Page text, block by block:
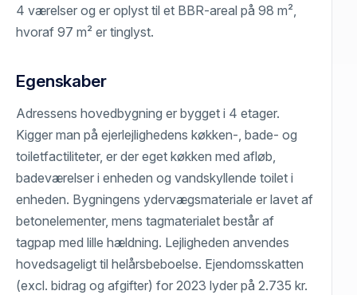
4 værelser og er oplyst til et BBR-areal på 98 m²,
hvoraf 97 m² er tinglyst.
Egenskaber
Adressens hovedbygning er bygget i 4 etager.
Kigger man på ejerlejlighedens køkken-, bade- og
toiletfactiliteter, er der eget køkken med afløb,
badeværelser i enheden og vandskyllende toilet i
enheden. Bygningens ydervægsmateriale er lavet af
betonelementer, mens tagmaterialet består af
tagpap med lille hældning. Lejligheden anvendes
hovedsageligt til helårsbeboelse. Ejendomsskatten
(excl. bidrag og afgifter) for 2023 lyder på 2.735 kr.